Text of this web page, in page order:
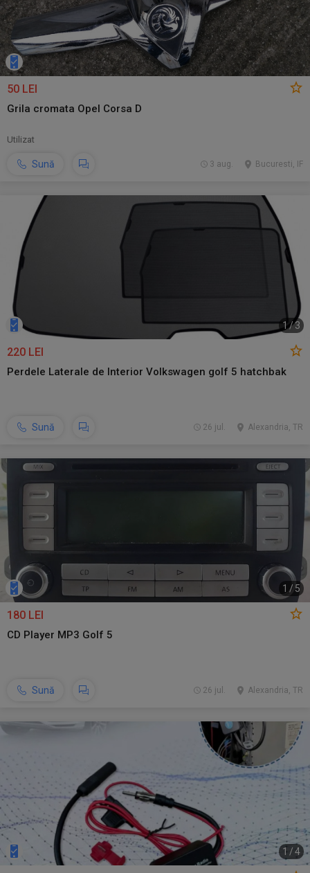
50 LEI
Grila cromata Opel Corsa D
Utilizat
Sună Bucuresti, IF
3 aug.
1 /3
220 LEI
Perdele Laterale de Interior Volkswagen golf 5 hatchbak
Sună Alexandria, TR
26 jul.
1 / 5
180 LEI
CD Player MP3 Golf 5
Sună Alexandria, TR
26 jul.
1 /4